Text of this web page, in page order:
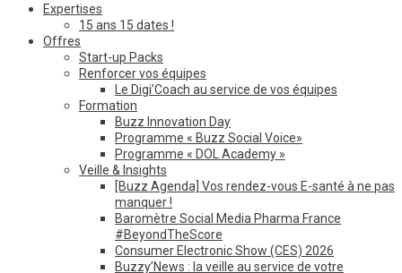
Expertises
15 ans 15 dates !
Offres
Start-up Packs
Renforcer vos équipes
Le Digi’Coach au service de vos équipes
Formation
Buzz Innovation Day
Programme « Buzz Social Voice»
Programme « DOL Academy »
Veille & Insights
[Buzz Agenda] Vos rendez-vous E-santé à ne pas
manquer !
Baromètre Social Media Pharma France
#BeyondTheScore
Consumer Electronic Show (CES) 2026
Buzzy’News : la veille au service de votre